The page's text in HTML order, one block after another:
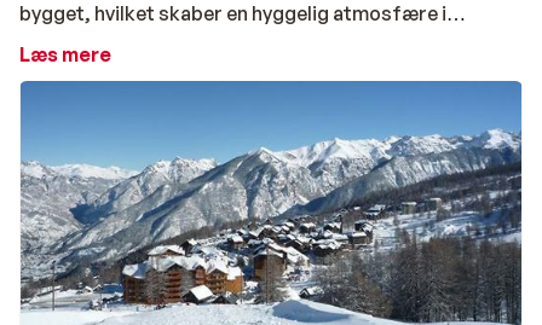
bygget, hvilket skaber en hyggelig atmosfære i
landsbyen.
restauranter og en række barer og diskoteker, hvor du
kan more dig med livlig afterski.
Læs mere